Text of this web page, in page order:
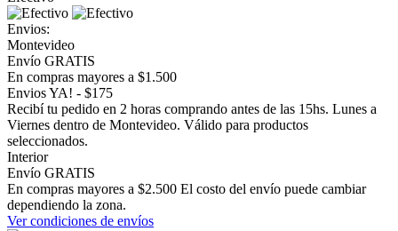
Envios:
Montevideo
Envío GRATIS
En compras mayores a $1.500
Envios YA! - $175
Recibí tu pedido en 2 horas comprando antes de las 15hs. Lunes a
Viernes dentro de Montevideo. Válido para productos
seleccionados.
Interior
Envío GRATIS
En compras mayores a $2.500 El costo del envío puede cambiar
dependiendo la zona.
Ver condiciones de envíos